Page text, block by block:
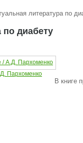
литература по
по диабету
Пархоменко
В книге